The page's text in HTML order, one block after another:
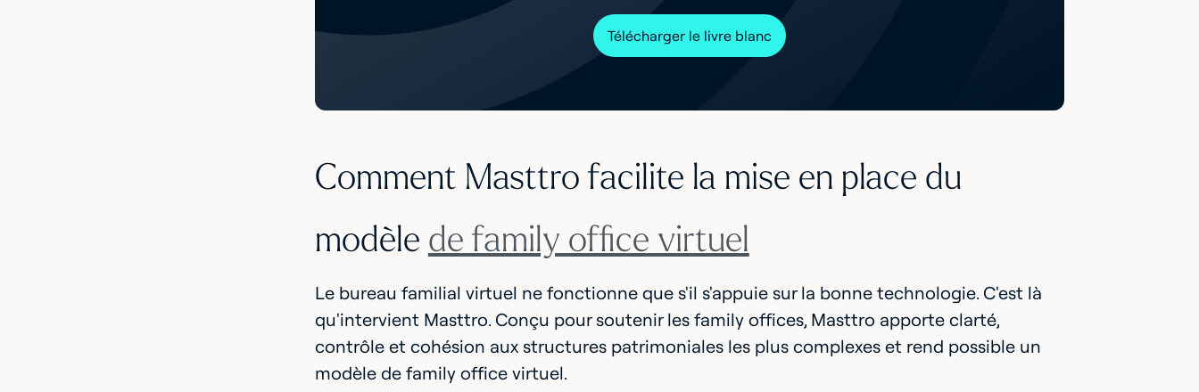
Télécharger le livre blanc
Comment Masttro facilite la mise en place du
modèle de family office virtuel
Le bureau familial virtuel ne fonctionne que s'il s'appuie sur la bonne technologie. C'est là
qu'intervient Masttro. Conçu pour soutenir les family offices, Masttro apporte clarté,
contrôle et cohésion aux structures patrimoniales les plus complexes et rend possible un
modèle de family office virtuel.